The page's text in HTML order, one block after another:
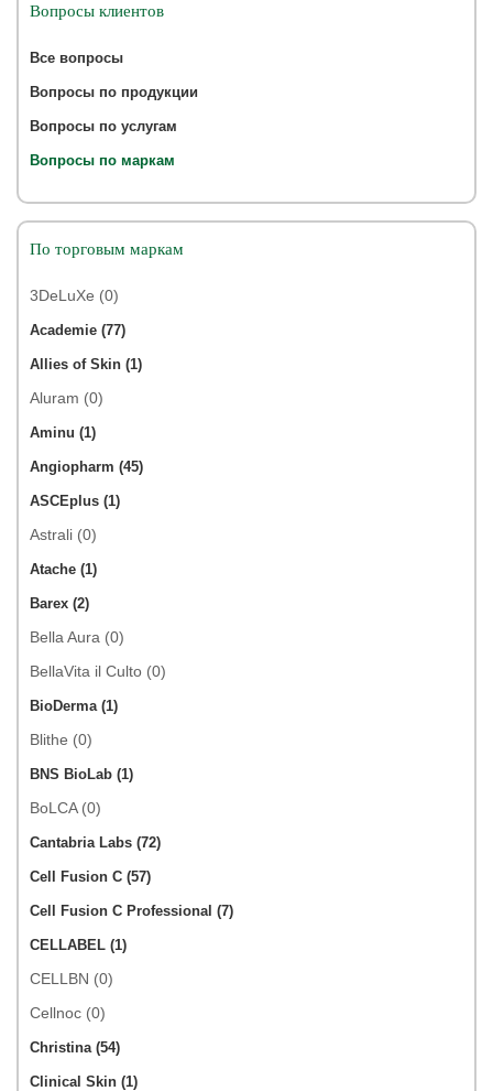
Вопросы клиентов
Все вопросы
Вопросы по продукции
Вопросы по услугам
Вопросы по маркам
По торговым маркам
3DeLuXe (0)
Academie (77)
Allies of Skin (1)
Aluram (0)
Aminu (1)
Angiopharm (45)
ASCEplus (1)
Astrali (0)
Atache (1)
Barex (2)
Bella Aura (0)
BellaVita il Culto (0)
BioDerma (1)
Blithe (0)
BNS BioLab (1)
BoLCA (0)
Cantabria Labs (72)
Cell Fusion C (57)
Cell Fusion C Professional (7)
CELLABEL (1)
CELLBN (0)
Cellnoc (0)
Christina (54)
Clinical Skin (1)